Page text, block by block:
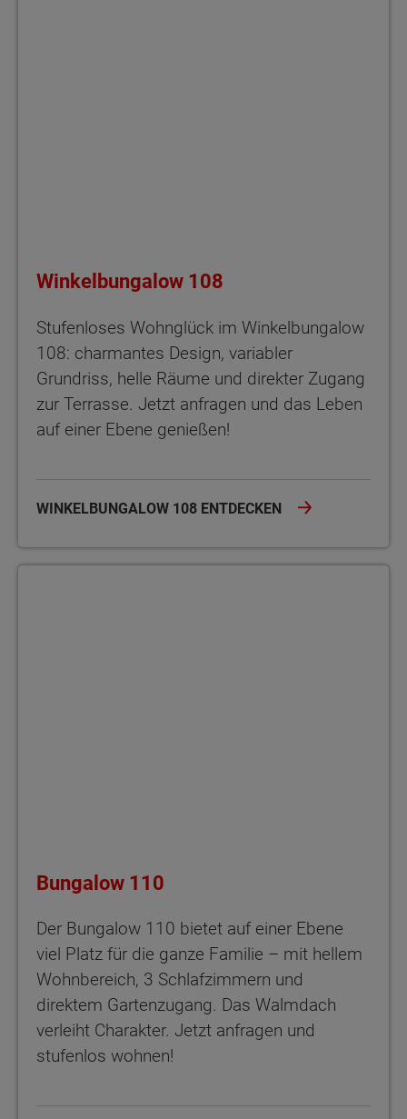
Winkelbungalow 108
Stufenloses Wohnglück im Winkelbungalow
108: charmantes Design, variabler
Grundriss, helle Räume und direkter Zugang
zur Terrasse. Jetzt anfragen und das Leben
auf einer Ebene genießen!
WINKELBUNGALOW 108 ENTDECKEN
Bungalow 110
Der Bungalow 110 bietet auf einer Ebene
viel Platz für die ganze Familie – mit hellem
Wohnbereich, 3 Schlafzimmern und
direktem Gartenzugang. Das Walmdach
verleiht Charakter. Jetzt anfragen und
stufenlos wohnen!